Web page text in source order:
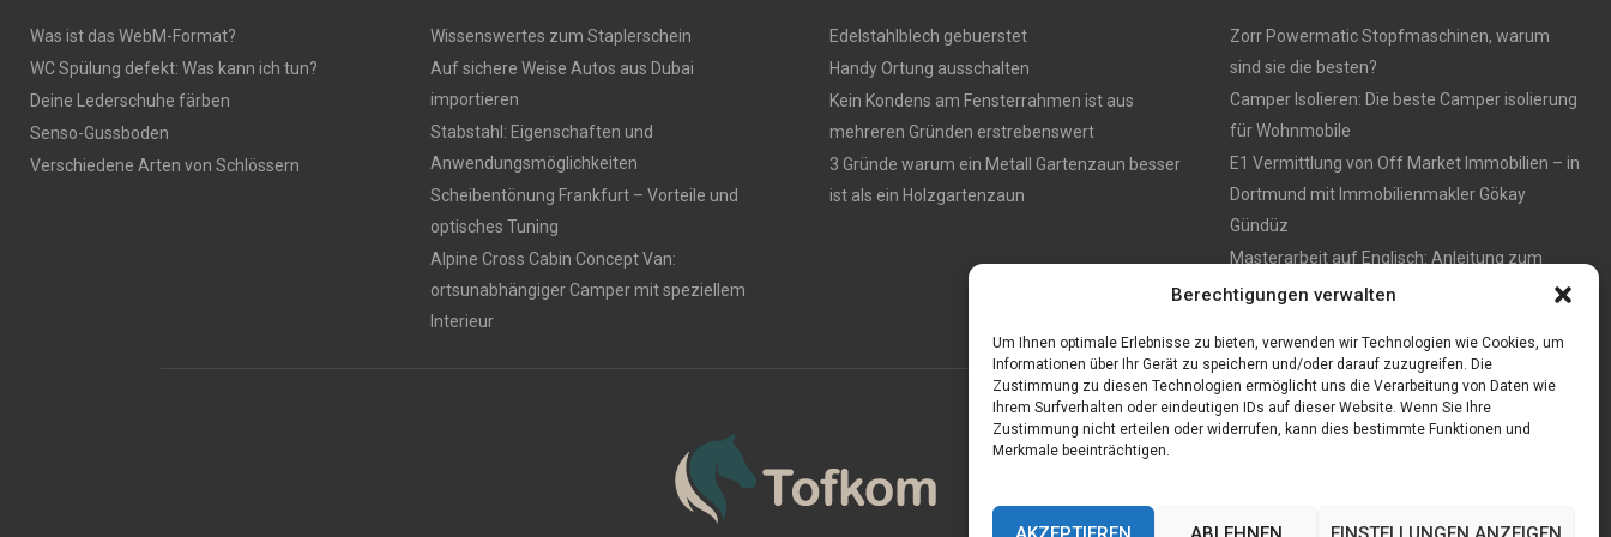
Berechtigungen verwalten
Um Ihnen optimale Erlebnisse zu bieten, verwenden wir Technologien wie Cookies, um
Informationen über Ihr Gerät zu speichern und/oder darauf zuzugreifen. Die
Zustimmung zu diesen Technologien ermöglicht uns die Verarbeitung von Daten wie
Ihrem Surfverhalten oder eindeutigen IDs auf dieser Website. Wenn Sie Ihre
Zustimmung nicht erteilen oder widerrufen, kann dies bestimmte Funktionen und
Merkmale beeinträchtigen.
Was ist das WebM-Format?
WC Spülung defekt: Was kann ich tun?
Deine Lederschuhe färben
Senso-Gussboden
Verschiedene Arten von Schlössern
Wissenswertes zum Staplerschein
Auf sichere Weise Autos aus Dubai
importieren
Stabstahl: Eigenschaften und
Anwendungsmöglichkeiten
Scheibentönung Frankfurt – Vorteile und
optisches Tuning
Alpine Cross Cabin Concept Van:
ortsunabhängiger Camper mit speziellem
Interieur
Edelstahlblech gebuerstet
Handy Ortung ausschalten
Kein Kondens am Fensterrahmen ist aus
mehreren Gründen erstrebenswert
3 Gründe warum ein Metall Gartenzaun besser
ist als ein Holzgartenzaun
Zorr Powermatic Stopfmaschinen, warum
sind sie die besten?
Camper Isolieren: Die beste Camper isolierung
für Wohnmobile
E1 Vermittlung von Off Market Immobilien – in
Dortmund mit Immobilienmakler Gökay
Gündüz
Masterarbeit auf Englisch: Anleitung zum
Verfassen